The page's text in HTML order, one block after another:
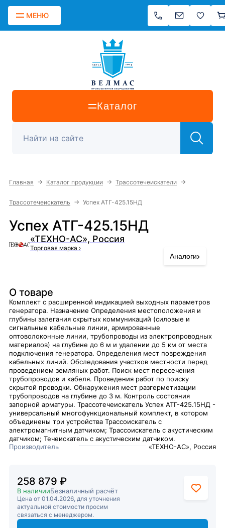
МЕНЮ
Каталог
Главная → Каталог продукции → Трассотечеискатели →
Трассотечеискатель → Успех АТГ-425.15НД
Успех АТГ-425.15НД
«ТЕХНО-АС», Россия
Торговая марка ›
Аналоги›
О товаре
Комплект с расширенной индикацией выходных параметров
генератора. Назначение Определения местоположения и
глубины залегания скрытых коммуникаций (силовые и
сигнальные кабельные линии, армированные
оптоволоконные линии, трубопроводы из электропроводных
материалов) на глубине до 6 м и удалении до 5 км от места
подключения генератора. Определения мест повреждения
кабельных линий. Обследования участков местности перед
проведением земляных работ. Поиск мест пересечения
трубопроводов и кабеля. Проведения работ по поиску
скрытой проводки. Обнаружения мест разгерметизации
трубопроводов на глубине до 3 м. Контроль состояния
запорной арматуры. Трассотечеискатель Успех АТГ-425.15НД -
универсальный многофункциональный комплект, в котором
объединены три устройства Трассоискатель с
электромагнитным датчиком; Трассоискатель с акустическим
датчиком; Течеискатель с акустическим датчиком.
Производитель
«ТЕХНО-АС», Россия
258 879 ₽
В наличииБезналичный расчёт
Цена от 01.04.2026, для уточнения
актуальной стоимости просим
связаться с менеджером.